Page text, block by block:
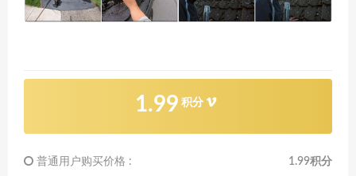
1.99 积分
普通用户购买价格 : 1.99积分